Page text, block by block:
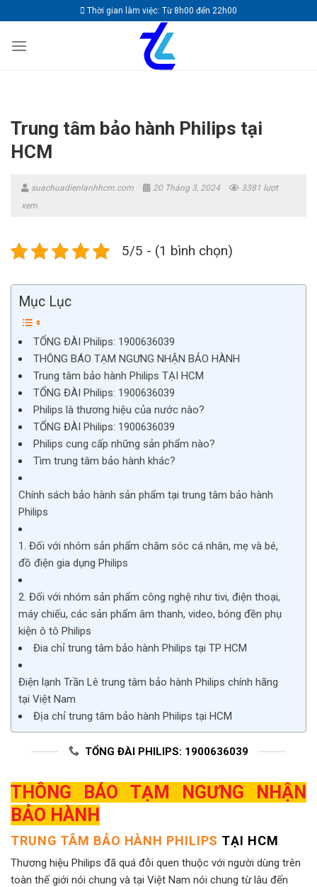
to
content
Thời gian làm việc: Từ 8h00 đến 22h00
Trung tâm bảo hành Philips tại
HCM
suachuadienlanhhcm.com 20 Tháng 3, 2024
3381 lượt
xem
5/5 - (1 bình chọn)
Mục Lục
TỔNG ĐÀI Philips: 1900636039
THÔNG BÁO TẠM NGƯNG NHẬN BẢO HÀNH
Trung tâm bảo hành Philips TẠI HCM
TỔNG ĐÀI Philips: 1900636039
Philips là thương hiệu của nước nào?
TỔNG ĐÀI Philips: 1900636039
Philips cung cấp những sản phẩm nào?
Tìm trung tâm bảo hành khác?
Chính sách bảo hành sản phẩm tại trung tâm bảo hành
Philips
1. Đối với nhóm sản phẩm chăm sóc cá nhân, mẹ và bé,
đồ điện gia dụng Philips
2. Đối với nhóm sản phẩm công nghệ như tivi, điện thoại,
máy chiếu, các sản phẩm âm thanh, video, bóng đền phụ
kiện ô tô Philips
Đia chỉ trung tâm bảo hành Philips tại TP HCM
Điện lạnh Trần Lê trung tâm bảo hành Philips chính hãng
tại Việt Nam
Địa chỉ trung tâm bảo hành Philips tại HCM
TỔNG ĐÀI PHILIPS: 1900636039
THÔNG BÁO TẠM NGƯNG NHẬN
BẢO HÀNH
TRUNG TÂM BẢO HÀNH PHILIPS TẠI HCM
Thương hiệu Philips đã quá đỗi quen thuộc với người dùng trên
toàn thế giới nói chung và tại Việt Nam nói chung từ lâu đến